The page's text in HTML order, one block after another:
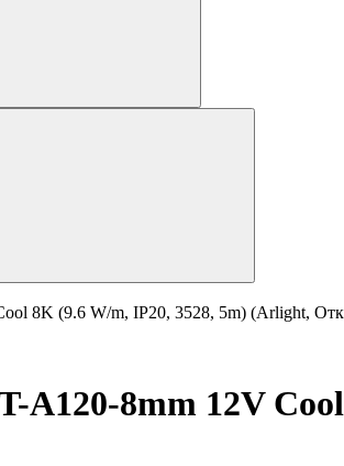
8K (9.6 W/m, IP20, 3528, 5m) (Arlight,
A120-8mm 12V